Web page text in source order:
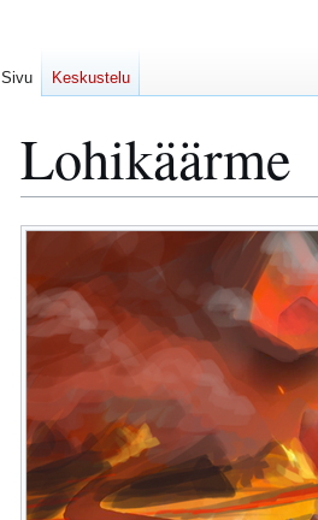
Lohikäärme
Siirry
Siirry
Sivu Keskustelu